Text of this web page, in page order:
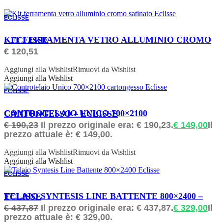
ECLISSE
ORDINABILE
KIT FERRAMENTA VETRO ALLUMINIO CROMO – ECLISSE
€ 120,51
Aggiungi alla WishlistRimuovi da Wishlist
Aggiungi alla Wishlist
ECLISSE
ORDINABILE
CONTROTELAIO UNICO 700×2100 CARTONGESSO – ECLISSE
€190,23 Il prezzo originale era: € 190,23.€ 149,00Il
prezzo attuale è: € 149,00.
Aggiungi alla WishlistRimuovi da Wishlist
Aggiungi alla Wishlist
ECLISSE
ORDINABILE
TELAIO SYNTESIS LINE BATTENTE 800×2400 – ECLISSE
€437,87 Il prezzo originale era: € 437,87.€ 329,00Il
prezzo attuale è: € 329,00.